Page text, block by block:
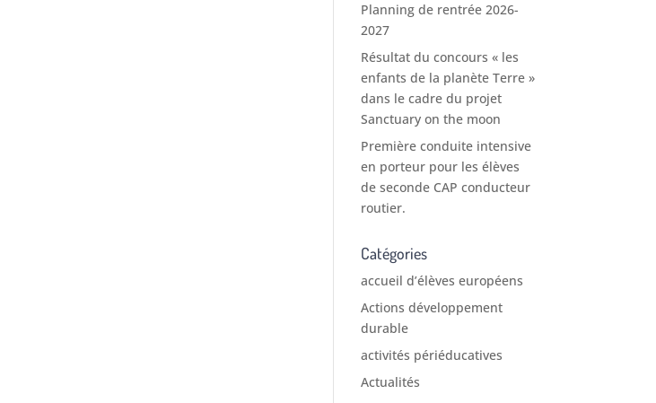
Planning de rentrée 2026-
2027
Résultat du concours « les
enfants de la planète Terre »
dans le cadre du projet
Sanctuary on the moon
Première conduite intensive
en porteur pour les élèves
de seconde CAP conducteur
routier.
Catégories
accueil d’élèves européens
Actions développement
durable
activités périéducatives
Actualités